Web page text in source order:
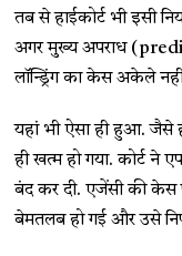
तब से हाईकोर्ट भी इसी
अगर मुख्य अपराध
लॉन्ड्रिंग का केस अकेले
यहां भी ऐसा ही हुआ.
ही खत्म हो गया. कोर्ट ने
बंद कर दी. एजेंसी की केस
बेमतलब हो गई और उसे